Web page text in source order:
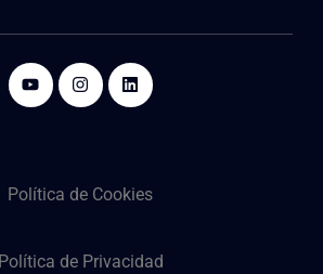
Política de Cookies
Política de Privacidad